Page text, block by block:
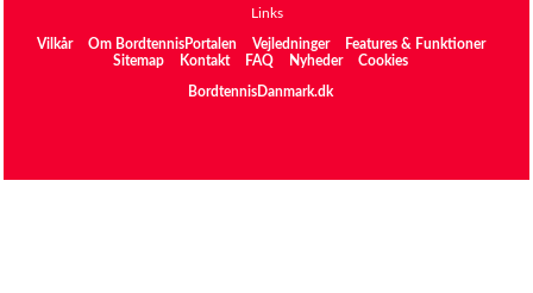
Links
Vilkår Om BordtennisPortalen Vejledninger
Features & Funktioner
Sitemap
Kontakt FAQ Nyheder Cookies
BordtennisDanmark.dk